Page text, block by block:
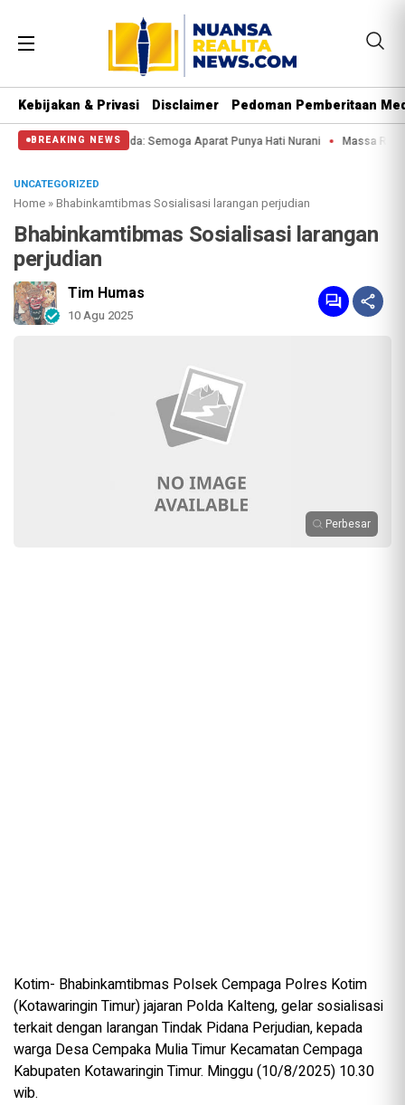
Kebijakan & Privasi Disclaimer Pedoman Pemberitaan
BREAKING NEWS
Kuda: Semoga Aparat Punya Hati Nurani Massa Reuni 212 Hanya
UNCATEGORIZED
Home »Bhabinkamtibmas Sosialisasi larangan perjudian
Bhabinkamtibmas Sosialisasi larangan
perjudian
Tim Humas
10 Agu 2025
Perbesar
Kotim- Bhabinkamtibmas Polsek Cempaga Polres Kotim
(Kotawaringin Timur) jajaran Polda Kalteng, gelar sosialisasi
terkait dengan larangan Tindak Pidana Perjudian, kepada
warga Desa Cempaka Mulia Timur Kecamatan Cempaga
Kabupaten Kotawaringin Timur. Minggu (10/8/2025) 10.30
wib.